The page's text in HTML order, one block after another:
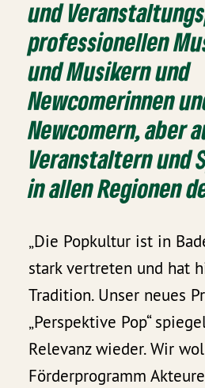
und
professionellen
und Musikern und
Newcomerinnen
Newcomern, aber
Veranstaltern und
in allen Regionen
„Die Popkultur ist in
stark vertreten und hat
Tradition. Unser neues
„Perspektive Pop“
Relevanz wieder. Wir
Förderprogramm